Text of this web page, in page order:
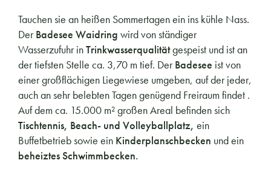
Tauchen sie an heißen Sommertagen ein ins kühle Nass.
DerBadesee Waidring wird von ständiger
Wasserzufuhr inTrinkwasserqualitätgespeist und ist an
der tiefsten Stelle ca. 3,70 m tief. DerBadesee ist von
einer großflächigen Liegewiese umgeben, auf der jeder,
auch an sehr belebten Tagen genügend Freiraum findet .
Auf dem ca. 15.000 m² großen Areal befinden sich
Tischtennis, Beach- und Volleyballplatz, ein
Buffetbetrieb sowie ein Kinderplanschbecken und ein
beheiztes Schwimmbecken.